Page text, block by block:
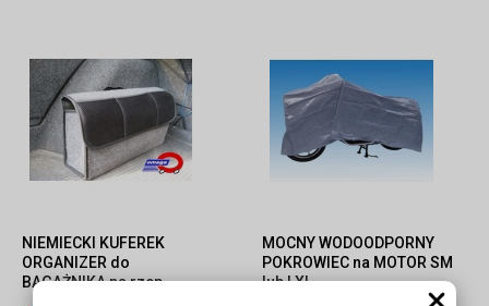
NIEMIECKI KUFEREK
ORGANIZER do
BAGAŻNIKA na rzep
MOCNY WODOODPORNY
POKROWIEC na MOTOR SM
lub LXL